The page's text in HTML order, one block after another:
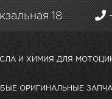
18
И ХИМИЯ ДЛЯ
ОРИГИНАЛЬНЫЕ